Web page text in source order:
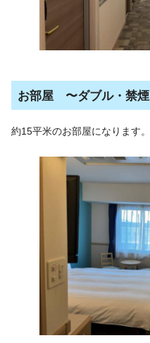
お部屋 〜ダブル・禁煙
約15平米のお部屋になります。